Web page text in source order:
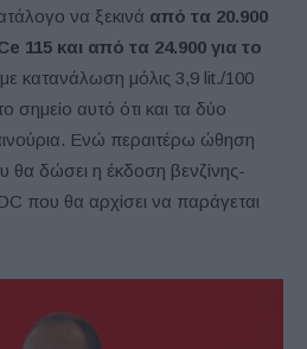
να ξεκινά από τα 20.900
115 και από τα 24.900 για το
κατανάλωση μόλις 3,9 lit./100
σημείο αυτό ότι και τα δύο
Ενώ περαιτέρω ώθηση
θα δώσει η έκδοση βενζίνης-
που θα αρχίσει να παράγεται